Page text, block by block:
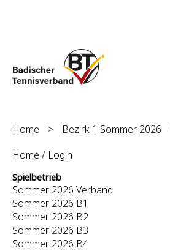
Home > Bezirk 1 Sommer 2026
Home / Login
Spielbetrieb
Sommer 2026 Verband
Sommer 2026 B1
Sommer 2026 B2
Sommer 2026 B3
Sommer 2026 B4